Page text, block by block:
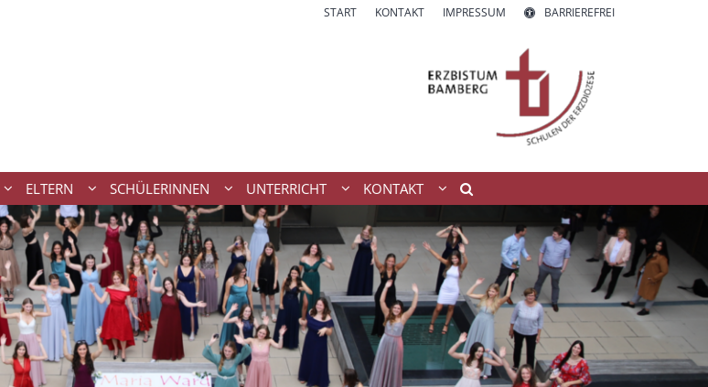
START KONTAKT IMPRESSUM BARRIEREFREI
ELTERN SCHÜLERINNEN UNTERRICHT KONTAKT